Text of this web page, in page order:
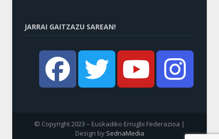
JARRAI GAITZAZU SAREAN!
© Copyright 2023 – Euskadiko Errugbi Federazioa |
Design by SednaMedia